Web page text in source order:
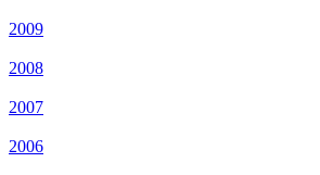
2009
2008
2007
2006